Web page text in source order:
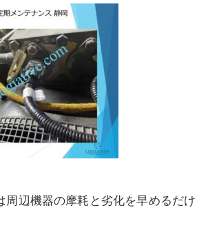
周辺機器の摩耗と劣化を早めるだけ